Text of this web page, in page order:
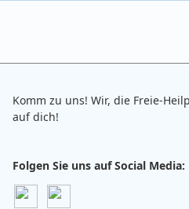
Komm zu uns! Wir, die Freie-
auf dich!
Folgen Sie uns auf Social Media: